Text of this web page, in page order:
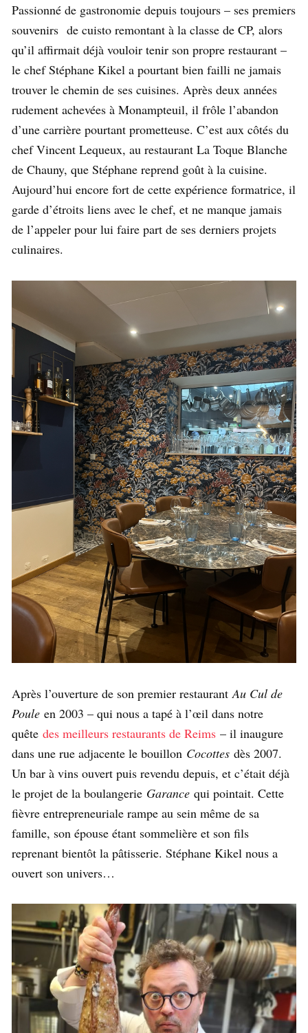
Passionné de gastronomie depuis toujours – ses premiers
souvenirs de cuisto remontant à la classe de CP, alors
qu’il affirmait déjà vouloir tenir son propre restaurant –
le chef Stéphane Kikel a pourtant bien failli ne jamais
trouver le chemin de ses cuisines. Après deux années
rudement achevées à Monampteuil, il frôle l’abandon
d’une carrière pourtant prometteuse. C’est aux côtés du
chef Vincent Lequeux, au restaurant La Toque Blanche
de Chauny, que Stéphane reprend goût à la cuisine.
Aujourd’hui encore fort de cette expérience formatrice, il
garde d’étroits liens avec le chef, et ne manque jamais
de l’appeler pour lui faire part de ses derniers projets
culinaires.
Après l’ouverture de son premier restaurant Au Cul de
Poule en 2003 – qui nous a tapé à l’œil dans notre
quête des meilleurs restaurants de Reims – il inaugure
dans une rue adjacente le bouillon Cocottes dès 2007.
Un bar à vins ouvert puis revendu depuis, et c’était déjà
le projet de la boulangerie Garance qui pointait. Cette
fièvre entrepreneuriale rampe au sein même de sa
famille, son épouse étant sommelière et son fils
reprenant bientôt la pâtisserie. Stéphane Kikel nous a
ouvert son univers…